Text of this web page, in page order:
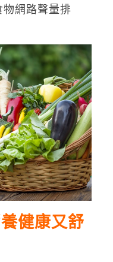
網路聲量排
健康又舒